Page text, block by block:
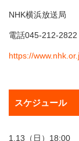
NHK横浜放送局
電話045-212-2822
https://
スケジュール
1.13（日）18:00